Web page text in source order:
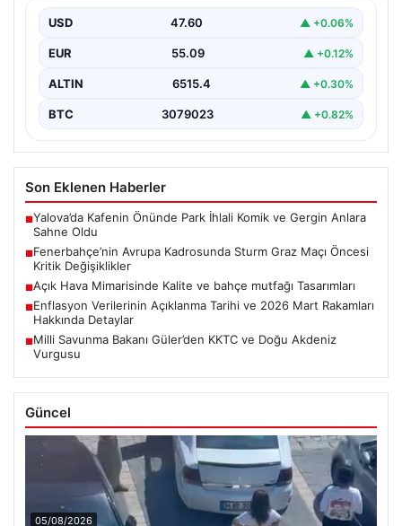
Fenerbahçe, UEFA Şampiyonlar Ligi 3. eleme turu ilk
USD 47.60 ▲ +0.06%
EUR 55.09 ▲ +0.12%
ALTIN 6515.4 ▲ +0.30%
BTC 3079023 ▲ +0.82%
Son Eklenen Haberler
■Yalova’da Kafenin Önünde Park İhlali Komik ve Gergin Anlara
Sahne Oldu
■Fenerbahçe’nin Avrupa Kadrosunda Sturm Graz Maçı Öncesi
Kritik Değişiklikler
■Açık Hava Mimarisinde Kalite ve bahçe mutfağı Tasarımları
■Enflasyon Verilerinin Açıklanma Tarihi ve 2026 Mart Rakamları
Hakkında Detaylar
■Milli Savunma Bakanı Güler’den KKTC ve Doğu Akdeniz
Vurgusu
Güncel
05/08/2026